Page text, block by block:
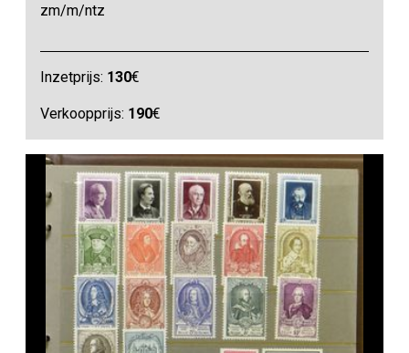
zm/m/ntz
Inzetprijs: 130€
Verkoopprijs: 190€